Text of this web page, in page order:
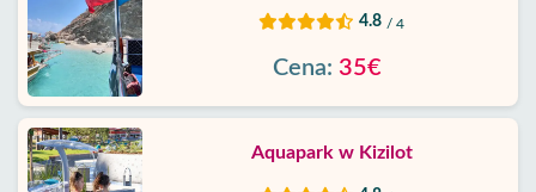
4.8 / 4
Cena: 35€
Aquapark w Kizilot